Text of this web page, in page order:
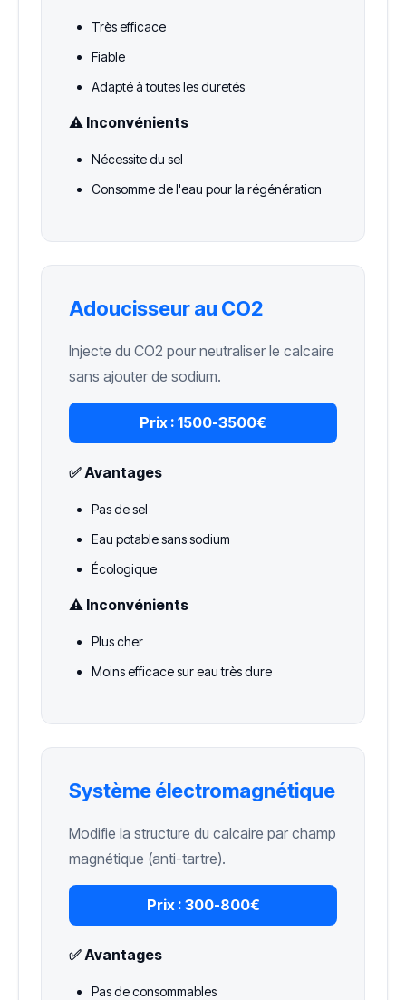
Très efficace
Fiable
Adapté à toutes les duretés
⚠️ Inconvénients
Nécessite du sel
Consomme de l'eau pour la régénération
Adoucisseur au CO2
Injecte du CO2 pour neutraliser le calcaire
sans ajouter de sodium.
Prix : 1500-3500€
✅ Avantages
Pas de sel
Eau potable sans sodium
Écologique
⚠️ Inconvénients
Plus cher
Moins efficace sur eau très dure
Système électromagnétique
Modifie la structure du calcaire par champ
magnétique (anti-tartre).
Prix : 300-800€
✅ Avantages
Pas de consommables